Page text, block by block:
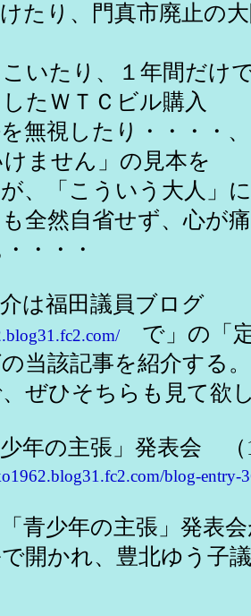
たり、門真市廃止の
いたり、１年間だけ
たＷＴＣビル購入
無視したり・・・・
ません」の見本を
、「こういう大人」
全然自省せず、心が
・・・
は福田議員ブログ
で」の「定
当該記事を紹介する
ぜひそちらも見て欲
年の主張」発表会 （
blog-entry-
青少年の主張」発表
開かれ、豊北ゆう子